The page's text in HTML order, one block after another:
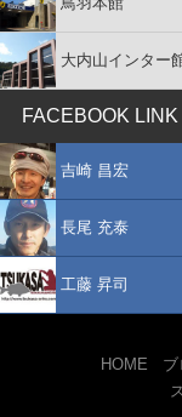
大内山インター
FACEBOOK LINK
吉崎 昌宏
長尾 充泰
工藤 昇司
HOME ブ